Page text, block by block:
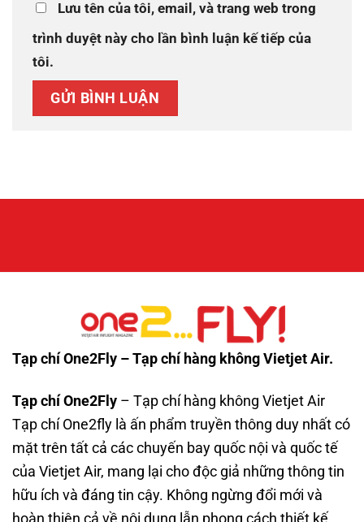
Lưu tên của tôi, email, và trang web trong
trình duyệt này cho lần bình luận kế tiếp của
tôi.
Tạp chí One2Fly – Tạp chí hàng không Vietjet Air.
Tạp chí One2Fly – Tạp chí hàng không Vietjet Air
Tạp chí One2fly là ấn phẩm truyền thông duy nhất có
mặt trên tất cả các chuyến bay quốc nội và quốc tế
của Vietjet Air, mang lại cho độc giả những thông tin
hữu ích và đáng tin cậy. Không ngừng đổi mới và